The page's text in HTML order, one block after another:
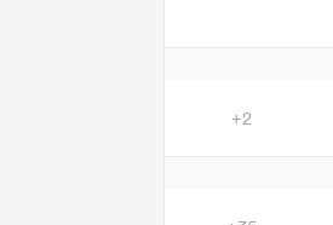
+2